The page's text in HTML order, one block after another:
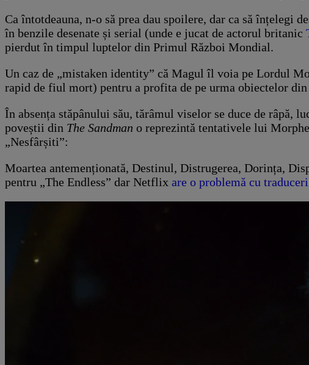
Ca întotdeauna, n-o să prea dau spoilere, dar ca să înțelegi
în benzile desenate și serial (unde e jucat de actorul britanic
pierdut în timpul luptelor din Primul Război Mondial.
Un caz de „mistaken identity” că Magul îl voia pe Lordul
rapid de fiul mort) pentru a profita de pe urma obiectelor
În absența stăpânului său, tărâmul viselor se duce de râpă,
poveștii din The Sandman o reprezintă tentativele lui
„Nesfârșiti”:
Moartea antemenționată, Destinul, Distrugerea, Dorința,
pentru „The Endless” dar Netflix are o problemă cu